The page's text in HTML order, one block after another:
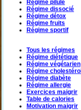
Régime pilule
Régime dissocié
Régime détox
Régime fruits
Régime sportif
Tous les régimes
Régime diététique
Régime végétarien
Régime cholestérol
Régime diabète
Régime allergie
Exercices maigrir
Table de calories
Motivation maigrir